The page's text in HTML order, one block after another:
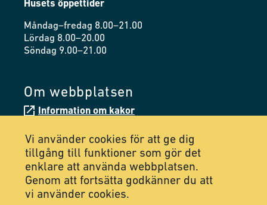
Husets öppettider
Måndag–fredag 8.00–21.00
Lördag 8.00–20.00
Söndag 9.00–21.00
Om webbplatsen
Information om kakor
Tillgänglighetsredogörelse
Följ oss på Facebook
Följ oss på Instagram
Vi använder cookies för att ge dig
tillgång till funktioner som gör det
enklare att använda webbplatsen.
Genom att fortsätta godkänner du att
vi använder cookies.